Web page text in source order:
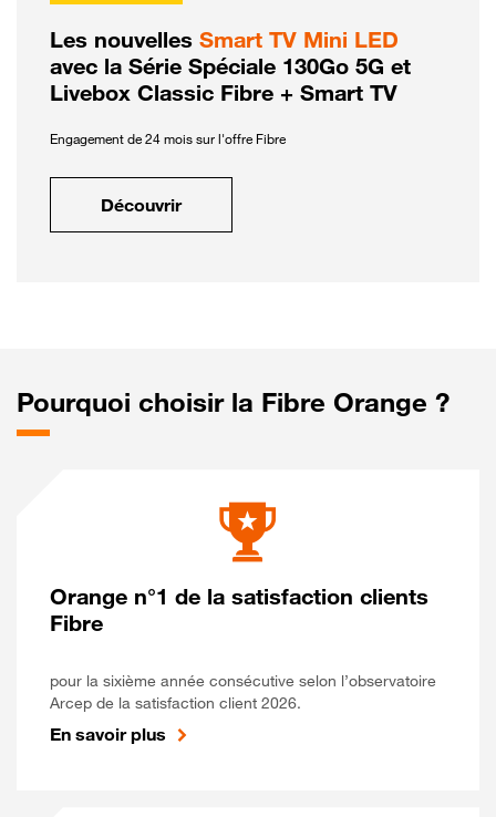
Les nouvelles Smart TV Mini LED
avec la Série Spéciale 130Go 5G et
Livebox Classic Fibre + Smart TV
Engagement de 24 mois sur l'offre Fibre
Découvrir
Pourquoi choisir la Fibre Orange ?
Orange n°1 de la satisfaction clients
Fibre
pour la sixième année consécutive selon l’observatoire
Arcep de la satisfaction client 2026.
En savoir plus